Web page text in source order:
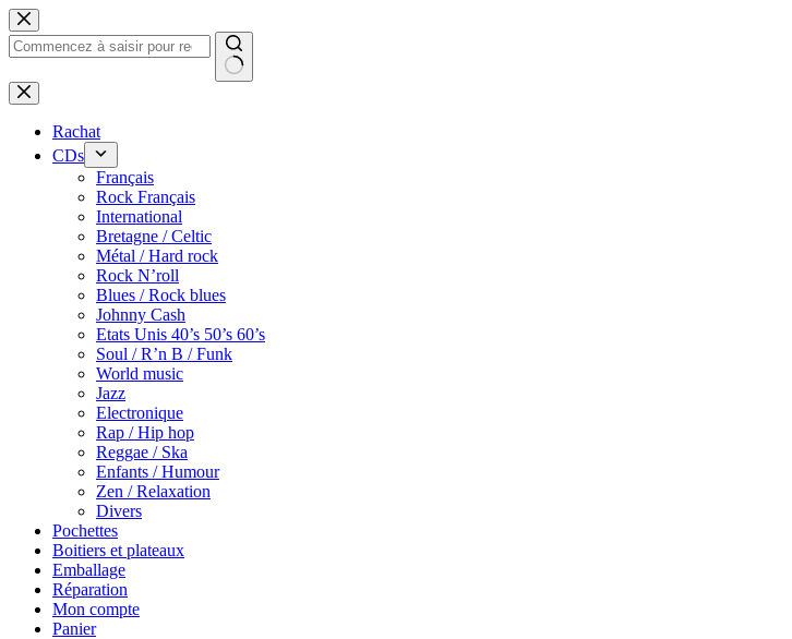
Passer
au
contenu
Rachat
CDs
Français
Rock Français
International
Bretagne / Celtic
Métal / Hard rock
Rock N’roll
Blues / Rock blues
Johnny Cash
Etats Unis 40’s 50’s 60’s
Soul / R’n B / Funk
World music
Jazz
Electronique
Rap / Hip hop
Reggae / Ska
Enfants / Humour
Zen / Relaxation
Divers
Pochettes
Boitiers et plateaux
Emballage
Réparation
Mon compte
Panier